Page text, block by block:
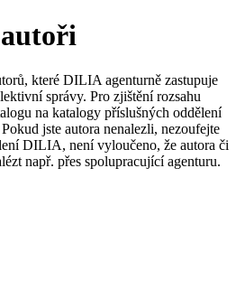
které DILIA agenturně zastupuje
správy. Pro zjištění rozsahu
na katalogy příslušných oddělení
jste autora nenalezli, nezoufejte
DILIA, není vyloučeno, že autora či
např. přes spolupracující agenturu.